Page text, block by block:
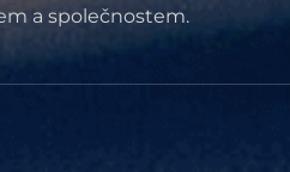
a společnostem.